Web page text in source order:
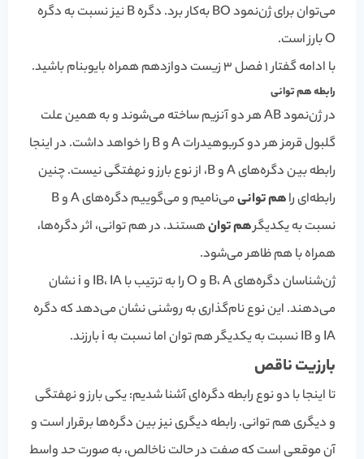
می‌توان برای ژن‌نمود BO به‌کار برد. دگره B نیز نسبت به دگره
O بارز است.
با ادامه گفتار 1 فصل 3 زیست دوازدهم همراه بایوبنام باشید.
رابطه هم توانی
در ژن‌نمود AB هر دو آنزیم ساخته می‌شوند و به همین علت
گلبول قرمز هر دو کربوهیدرات A و B را خواهد داشت. در اینجا
رابطه بین دگره‌های A و B، از نوع بارز و نهفتگی نیست. چنین
رابطه‌ای راهم توانی
می‌نامیم و می‌گوییم دگره‌های A و B
نسبت به یکدیگرهم توانهستند. در هم توانی، اثر دگره‌ها،
همراه با هم ظاهر می‌شود.
ژن‌شناسان دگره‌های B، A و O را به ترتیب با I
B، IA
و i نشان
می‌دهند. این نوع نام‌گذاری به روشنی نشان می‌دهد که دگره
IA و IB نسبت به یکدیگر هم توان اما نسبت به i بارزند.
بارزیت ناقص
تا اینجا با دو نوع رابطه دگره‌ای آشنا شدیم: یکی بارز و نهفتگی
و دیگری هم توانی. رابطه دیگری نیز بین دگره‌ها برقرار است و
آن موقعی است که صفت در حالت ناخالص، به صورت حد واسط